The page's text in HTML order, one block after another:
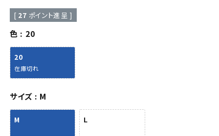
[ 27 ポイント進呈 ]
色 20
20
在庫切れ
サイズ M
M L